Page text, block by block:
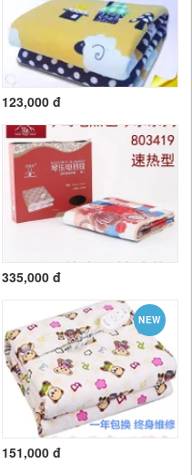
123,000 đ
335,000 đ
NEW
151,000 đ